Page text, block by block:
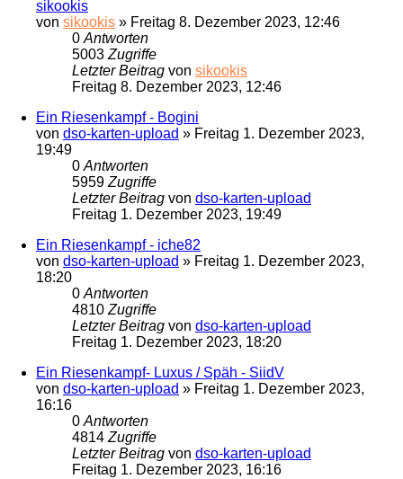
sikookis
von sikookis » Freitag 8. Dezember 2023, 12:46
0Antworten
5003Zugriffe
Letzter Beitrag von sikookis
Freitag 8. Dezember 2023, 12:46
Ein Riesenkampf - Bogini
von dso-karten-upload » Freitag 1. Dezember 2023,
19:49
0Antworten
5959Zugriffe
Letzter Beitrag von dso-karten-upload
Freitag 1. Dezember 2023, 19:49
Ein Riesenkampf - iche82
von dso-karten-upload » Freitag 1. Dezember 2023,
18:20
0Antworten
4810Zugriffe
Letzter Beitrag von dso-karten-upload
Freitag 1. Dezember 2023, 18:20
Ein Riesenkampf- Luxus / Späh - SiidV
von dso-karten-upload » Freitag 1. Dezember 2023,
16:16
0Antworten
4814Zugriffe
Letzter Beitrag von dso-karten-upload
Freitag 1. Dezember 2023, 16:16